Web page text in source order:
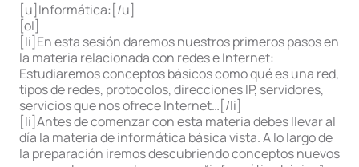
[u]Informática:[/u]
[ol]
[li]En esta sesión daremos nuestros primeros pasos en
la materia relacionada con redes e Internet:
Estudiaremos conceptos básicos como qué es una red,
tipos de redes, protocolos, direcciones IP, servidores,
servicios que nos ofrece Internet…[/li]
[li]Antes de comenzar con esta materia debes llevar al
día la materia de informática básica vista. A lo largo de
la preparación iremos descubriendo conceptos nuevos